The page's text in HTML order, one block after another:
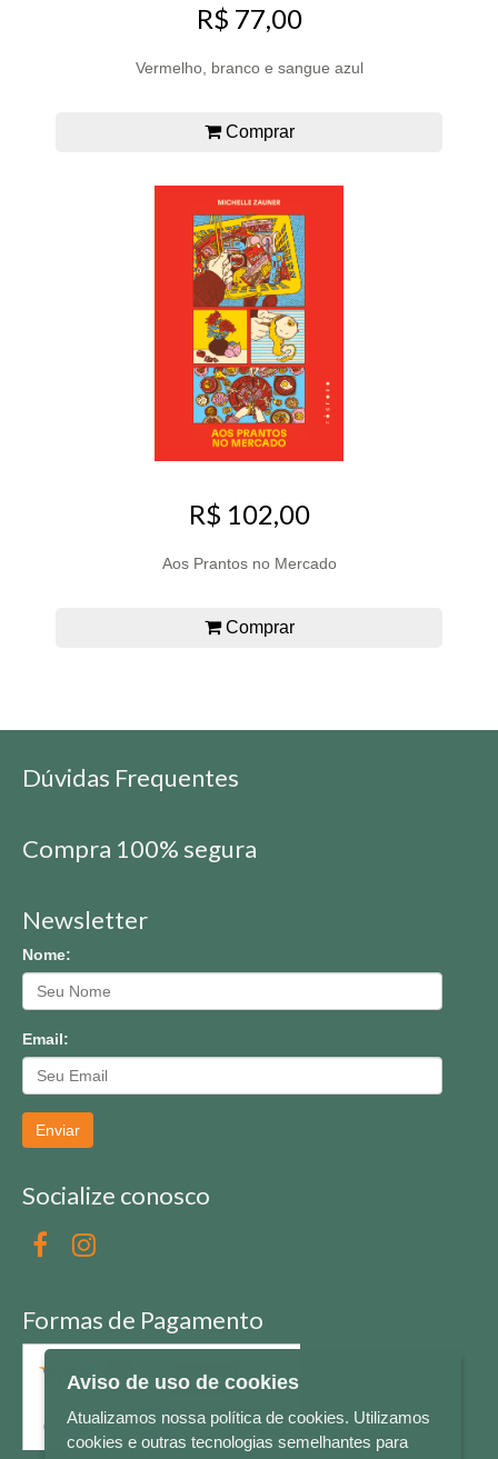
R$ 77,00
Vermelho, branco e sangue azul
Comprar
R$ 102,00
Aos Prantos no Mercado
Comprar
Dúvidas Frequentes
Compra 100% segura
Newsletter
Nome:
Email:
Enviar
Socialize conosco
Formas de Pagamento
Aviso de uso de cookies
Atualizamos nossa política de cookies. Utilizamos
cookies e outras tecnologias semelhantes para